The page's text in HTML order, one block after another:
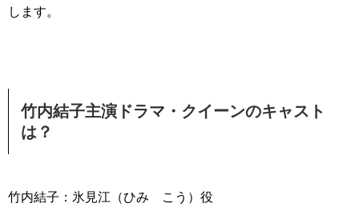
します。
竹内結子主演ドラマ・クイーンのキャスト
は？
竹内結子：氷見江（ひみ こう）役